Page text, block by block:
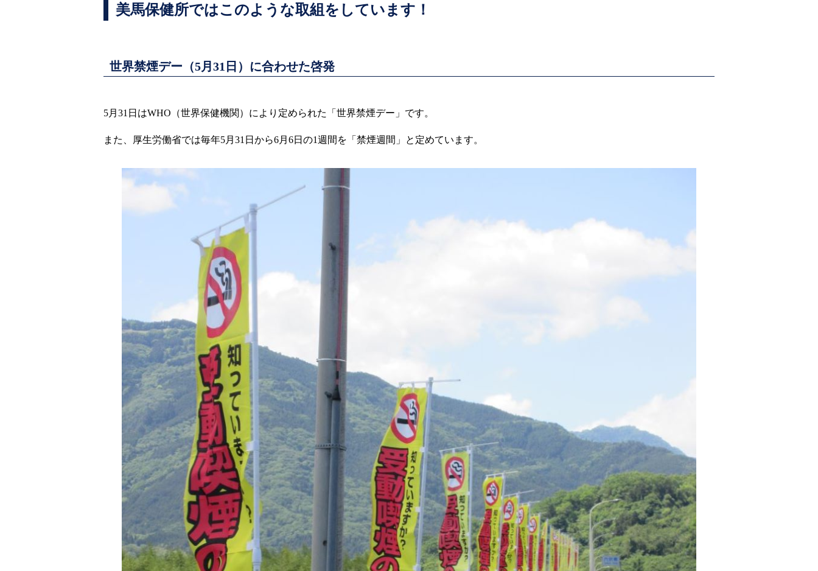
美馬保健所ではこのような取組をしています！
世界禁煙デー（5月31日）に合わせた啓発
5月31日はWHO（世界保健機関）により定められた「世界禁煙デー」です。
また、厚生労働省では毎年5月31日から6月6日の1週間を「禁煙週間」と定めています。